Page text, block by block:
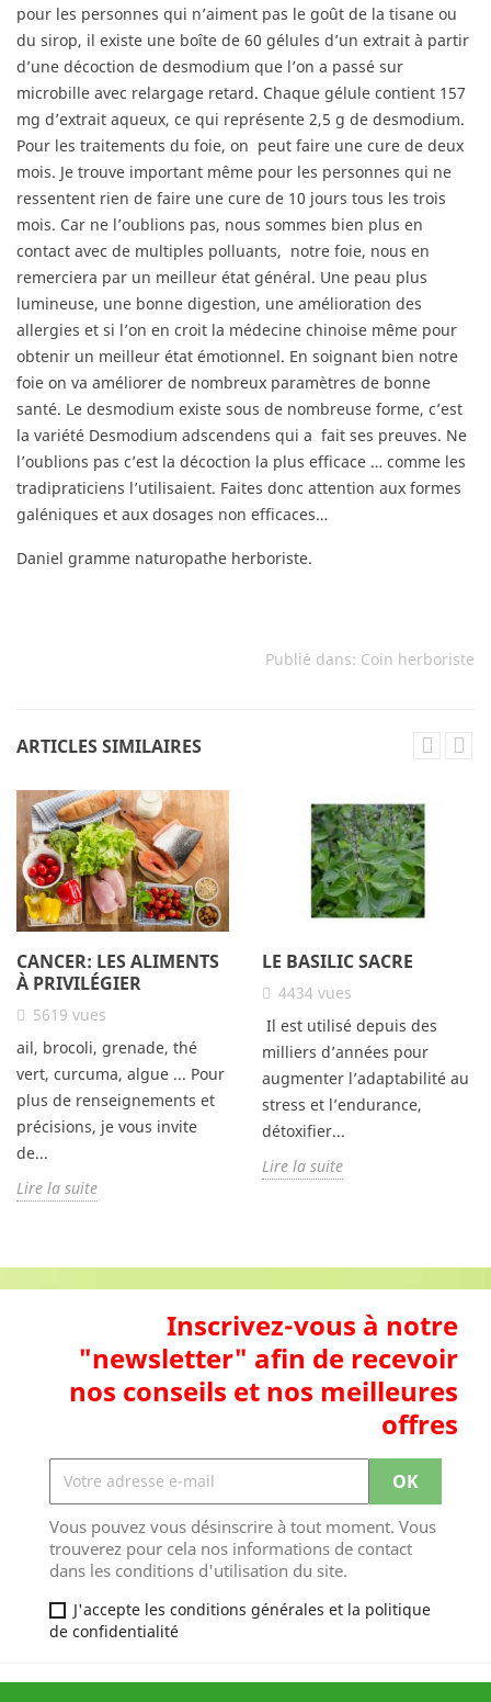
pour les personnes qui n’aiment pas le goût de la tisane ou
du sirop, il existe une boîte de 60 gélules d’un extrait à partir
d’une décoction de desmodium que l’on a passé sur
microbille avec relargage retard. Chaque gélule contient 157
mg d’extrait aqueux, ce qui représente 2,5 g de desmodium.
Pour les traitements du foie, on peut faire une cure de deux
mois. Je trouve important même pour les personnes qui ne
ressentent rien de faire une cure de 10 jours tous les trois
mois. Car ne l’oublions pas, nous sommes bien plus en
contact avec de multiples polluants, notre foie, nous en
remerciera par un meilleur état général. Une peau plus
lumineuse, une bonne digestion, une amélioration des
allergies et si l’on en croit la médecine chinoise même pour
obtenir un meilleur état émotionnel. En soignant bien notre
foie on va améliorer de nombreux paramètres de bonne
santé. Le desmodium existe sous de nombreuse forme, c’est
la variété Desmodium adscendens qui a fait ses preuves. Ne
l’oublions pas c’est la décoction la plus efficace … comme les
tradipraticiens l’utilisaient. Faites donc attention aux formes
galéniques et aux dosages non efficaces…
Daniel gramme naturopathe herboriste.
Publié dans: Coin herboriste
ARTICLES SIMILAIRES
CANCER: LES ALIMENTS
À PRIVILÉGIER
5619 vues
ail, brocoli, grenade, thé
vert, curcuma, algue ... Pour
plus de renseignements et
précisions, je vous invite
de...
Lire la suite
LE BASILIC SACRE
4434 vues
Il est utilisé depuis des
milliers d’années pour
augmenter l’adaptabilité au
stress et l’endurance,
détoxifier...
Lire la suite
Inscrivez-vous à notre
"newsletter" afin de recevoir
nos conseils et nos meilleures
offres
Vous pouvez vous désinscrire à tout moment. Vous
trouverez pour cela nos informations de contact
dans les conditions d'utilisation du site.
J'accepte les conditions générales et la politique
de confidentialité